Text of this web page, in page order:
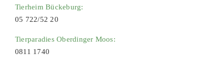
Tierheim Bückeburg:
05 722/52 20
Tierparadies Oberdinger Moos:
0811 1740